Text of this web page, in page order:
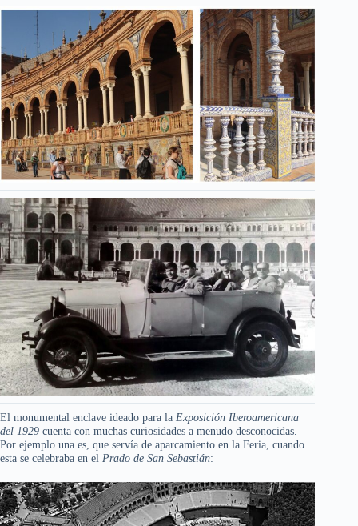
El monumental enclave ideado para la Exposición Iberoamericana
del 1929 cuenta con muchas curiosidades a menudo desconocidas.
Por ejemplo una es, que servía de aparcamiento en la Feria, cuando
esta se celebraba en el Prado de San Sebastián: